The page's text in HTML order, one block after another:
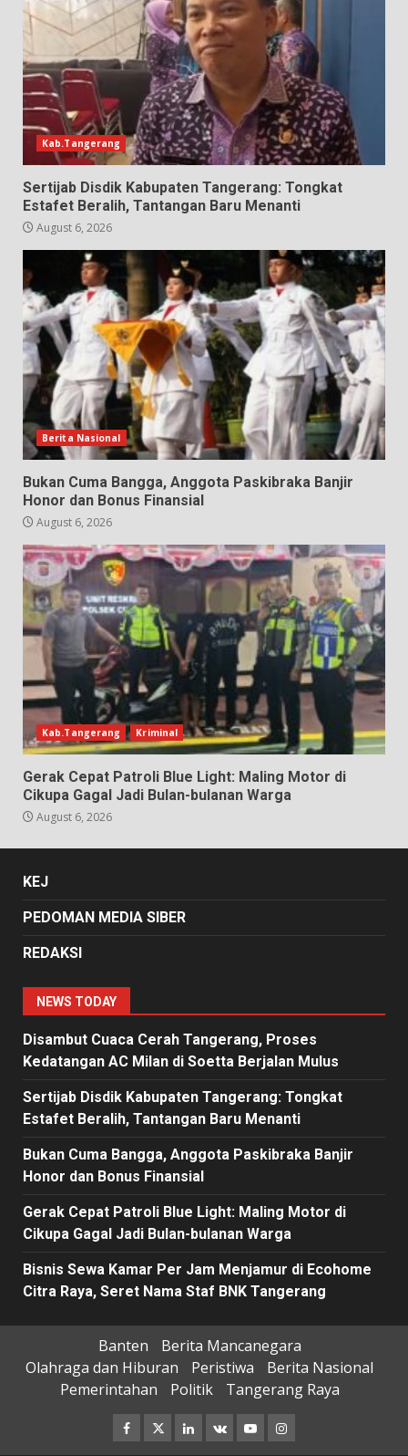
Kab.Tangerang
Sertijab Disdik Kabupaten Tangerang: Tongkat
Estafet Beralih, Tantangan Baru Menanti
August 6, 2026
Berita Nasional
Bukan Cuma Bangga, Anggota Paskibraka Banjir
Honor dan Bonus Finansial
August 6, 2026
Kab.Tangerang Kriminal
Gerak Cepat Patroli Blue Light: Maling Motor di
Cikupa Gagal Jadi Bulan-bulanan Warga
August 6, 2026
KEJ
PEDOMAN MEDIA SIBER
REDAKSI
NEWS TODAY
Disambut Cuaca Cerah Tangerang, Proses
Kedatangan AC Milan di Soetta Berjalan Mulus
Sertijab Disdik Kabupaten Tangerang: Tongkat
Estafet Beralih, Tantangan Baru Menanti
Bukan Cuma Bangga, Anggota Paskibraka Banjir
Honor dan Bonus Finansial
Gerak Cepat Patroli Blue Light: Maling Motor di
Cikupa Gagal Jadi Bulan-bulanan Warga
Bisnis Sewa Kamar Per Jam Menjamur di Ecohome
Citra Raya, Seret Nama Staf BNK Tangerang
Banten
Berita Mancanegara
Olahraga dan Hiburan
Peristiwa
Berita Nasional
Pemerintahan
Politik Tangerang Raya
Facebook
TwitterLinkedin
VK YoutubeInstagram